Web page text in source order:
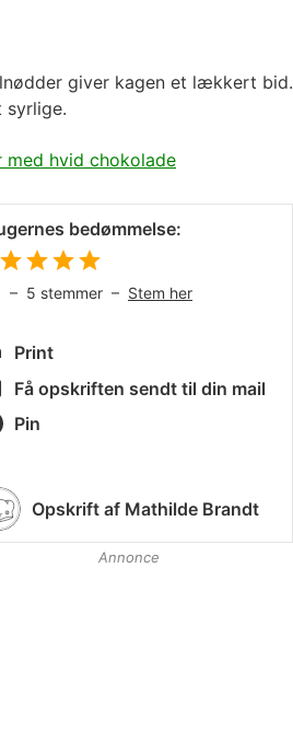
giver kagen et lækkert bid.
syrlige.
med hvid chokolade
bedømmelse:
– 5 stemmer – Stem her
Print
Få opskriften sendt til din mail
Pin
Opskrift af Mathilde Brandt
Annonce